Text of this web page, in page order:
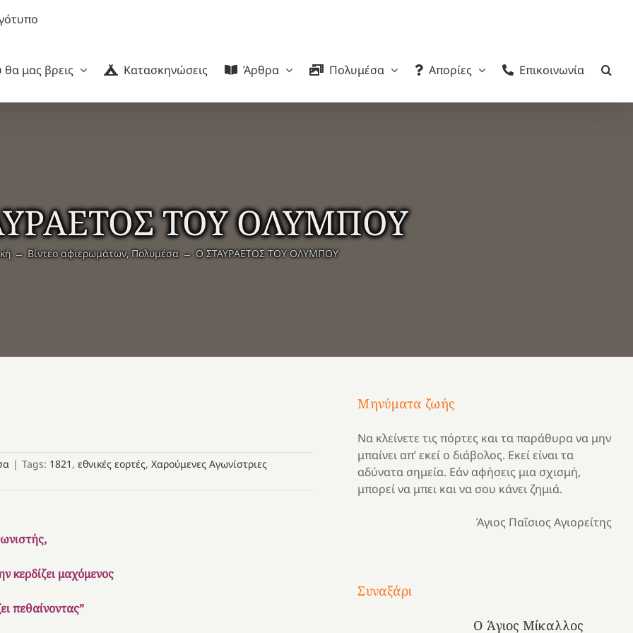
μας βρεις
Κατασκηνώσεις Άρθρα Πολυμέσα Απορίες Επικοινωνία
ΤΟΥ ΟΛΥΜΠΟΥ
Βίντεο αφιερωμάτων Πολυμέσα Ο ΣΤΑΥΡΑΕΤΟΣ ΤΟΥ ΟΛΥΜΠΟΥ
| Tags: 1821 , εθνικές εορτές, Χαρούμενες Αγωνίστριες
κερδίζει μαχόμενος
πεθαίνοντας”
Μηνύματα ζωής
Να κλείνετε τις πόρτες και τα παράθυρα να μην
μπαίνει απ’ εκεί ο διάβολος. Εκεί είναι τα
αδύνατα σημεία. Εάν αφήσεις μια σχισμή,
μπορεί να μπει και να σου κάνει ζημιά.
Άγιος Παΐσιος Αγιορείτης
Συναξάρι
Ο Άγιος Μίκαλλος
Μια
και
Κατασκηνωτικές